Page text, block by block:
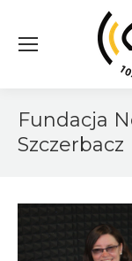
Fundacja
Szczerbacz